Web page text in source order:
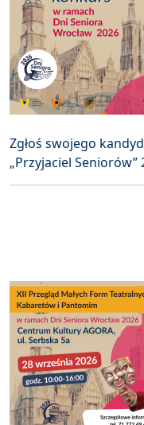
Zgłoś swojego
„Przyjaciel Seniorów”